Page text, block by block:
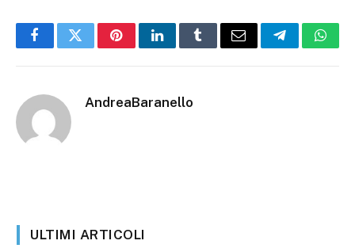
FacebookTwitterPinterestLinkedInTumblrEmail Telegram
AndreaBaranello
ULTIMI ARTICOLI